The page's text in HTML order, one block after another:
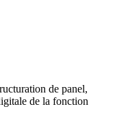
de panel,
de la fonction